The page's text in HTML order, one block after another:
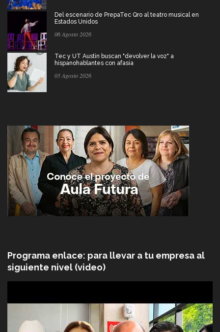
Del escenario de PrepaTec Qro al teatro musical en
Estados Unidos
06 Agosto 2026
Tec y UT Austin buscan "devolver la voz" a
hispanohablantes con afasia
05 Agosto 2026
Programa enlace: para llevar a tu empresa al
siguiente nivel (video)